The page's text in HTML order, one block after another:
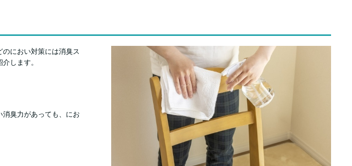
におい対策には消臭ス
します。
臭力があっても、にお